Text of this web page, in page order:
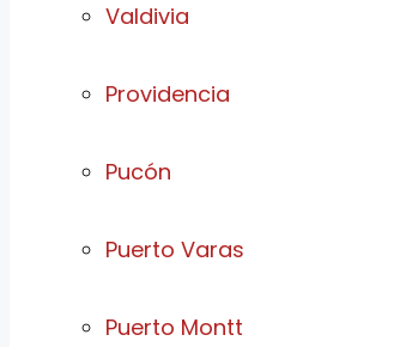
Valdivia
Providencia
Pucón
Puerto Varas
Puerto Montt